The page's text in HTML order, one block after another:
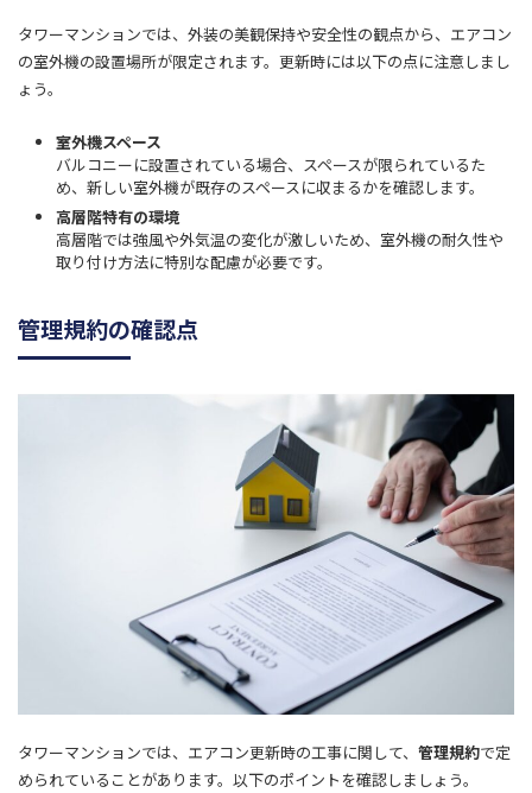
タワーマンションでは、外装の美観保持や安全性の観点から、エアコン
の室外機の設置場所が限定されます。更新時には以下の点に注意しまし
ょう。
室外機スペース
バルコニーに設置されている場合、スペースが限られているた
め、新しい室外機が既存のスペースに収まるかを確認します。
高層階特有の環境
高層階では強風や外気温の変化が激しいため、室外機の耐久性や
取り付け方法に特別な配慮が必要です。
管理規約の確認点
タワーマンションでは、エアコン更新時の工事に関して、 管理規約で定
められていることがあります。以下のポイントを確認しましょう。